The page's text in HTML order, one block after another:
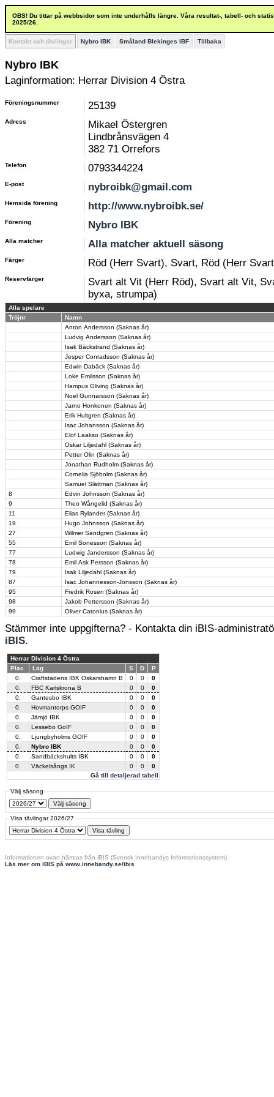
OBS! Du tittar på webbsidor som inte underhålls längre. Våra resultat-, tabell- och
2025/26.
Kontakt och tävlingar Nybro IBK Småland Blekinges IBF Tillbaka
Nybro IBK
Laginformation: Herrar Division 4 Östra
Föreningsnummer 25139
Adress
Mikael Östergren
Lindbrånsvägen 4
382 71 Orrefors
Telefon 0793344224
E-post nybroibk@gmail.com
Hemsida förening http://www.nybroibk.se/
Förening Nybro IBK
Alla matcher Alla matcher aktuell säsong
Färger Röd (Herr Svart), Svart, Röd (Herr
Reservfärger
Svart alt Vit (Herr Röd), Svart alt Vit,
byxa, strumpa)
Alla spelare
Tröjnr
Namn
Anton Andersson (Saknas år)
Ludvig Andersson (Saknas år)
Isak Bäckstrand (Saknas år)
Jesper Conradsson (Saknas år)
Edwin Dabäck (Saknas år)
Loke Emilsson (Saknas år)
Hampus Gliving (Saknas år)
Noel Gunnarsson (Saknas år)
Jarno Honkonen (Saknas år)
Erik Hultgren (Saknas år)
Isac Johansson (Saknas år)
Elof Laakso (Saknas år)
Oskar Liljedahl (Saknas år)
Petter Olin (Saknas år)
Jonathan Rudholm (Saknas år)
Cornelia Sjöholm (Saknas år)
Samuel Slättman (Saknas år)
8
Edvin Johnsson (Saknas år)
9
Theo Wångelid (Saknas år)
11
Elias Rylander (Saknas år)
19
Hugo Johnsson (Saknas år)
27
Wilmer Sandgren (Saknas år)
55
Emil Sonesson (Saknas år)
77
Ludwig Jandersson (Saknas år)
78
Emil Ask Persson (Saknas år)
79
Isak Liljedahl (Saknas år)
87
Isac Johannesson-Jonsson (Saknas år)
95
Fredrik Rosen (Saknas år)
98
Jakob Pettersson (Saknas år)
99
Oliver Catonius (Saknas år)
Stämmer inte uppgifterna? - Kontakta din iBIS-
iBIS.
Herrar Division 4 Östra
Plac.
Lag S D P
Gå till detaljerad tabell
0. Craftstadens IBK Oskarshamn B 0 0
0
0.
FBC Karlskrona B 0 0
0
0.
Gantesbo IBK 0 0
0
0.
Hovmantorps GOIF 0 0
0
0.
Jämjö IBK 0 0
0
0.
Lessebo GoIF 0 0
0
0.
Ljungbyholms GOIF 0 0
0
0.
Nybro IBK 0 0
0
0.
Sandbäckshults IBK 0 0
0
0.
Väckelsångs IK 0 0 0
Välj säsong
Visa tävlingar 2026/27
Informationen ovan hämtas från iBIS (Svensk Innebandys Informationssystem)
Läs mer om iBIS på www.innebandy.se/ibis